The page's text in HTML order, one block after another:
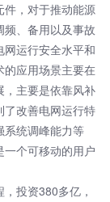
件，对于推动能源
、备用以及事故
运行安全水平和
的应用场景主要在
，主要是依靠风补
了改善电网运行特
系统调峰能力等
个可移动的用户
投资380多亿，